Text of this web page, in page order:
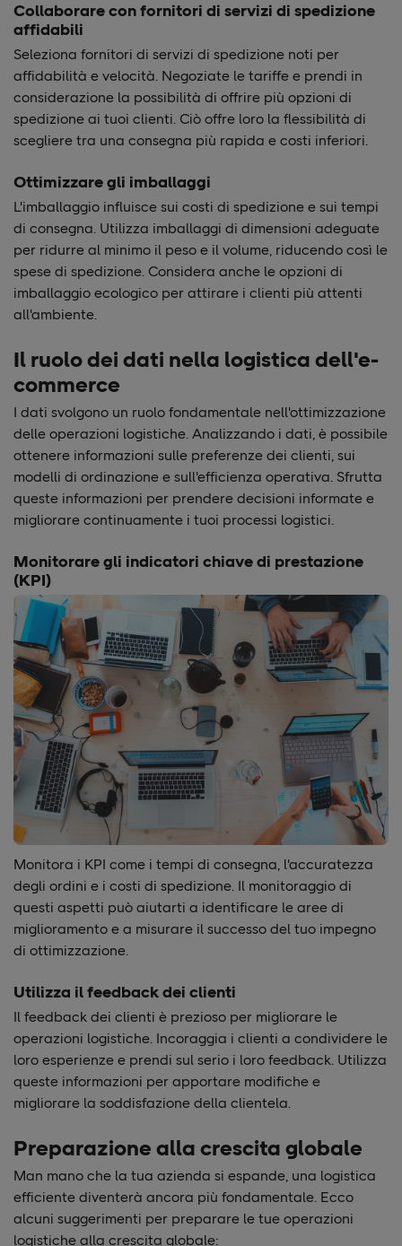
Collaborare con fornitori di servizi di spedizione
affidabili
Seleziona fornitori di servizi di spedizione noti per
affidabilità e velocità. Negoziate le tariffe e prendi in
considerazione la possibilità di offrire più opzioni di
spedizione ai tuoi clienti. Ciò offre loro la flessibilità di
scegliere tra una consegna più rapida e costi inferiori.
Ottimizzare gli imballaggi
L'imballaggio influisce sui costi di spedizione e sui tempi
di consegna. Utilizza imballaggi di dimensioni adeguate
per ridurre al minimo il peso e il volume, riducendo così le
spese di spedizione. Considera anche le opzioni di
imballaggio ecologico per attirare i clienti più attenti
all'ambiente.
Il ruolo dei dati nella logistica dell'e-
commerce
I dati svolgono un ruolo fondamentale nell'ottimizzazione
delle operazioni logistiche. Analizzando i dati, è possibile
ottenere informazioni sulle preferenze dei clienti, sui
modelli di ordinazione e sull'efficienza operativa. Sfrutta
queste informazioni per prendere decisioni informate e
migliorare continuamente i tuoi processi logistici.
Monitorare gli indicatori chiave di prestazione
(KPI)
Monitora i KPI come i tempi di consegna, l'accuratezza
degli ordini e i costi di spedizione. Il monitoraggio di
questi aspetti può aiutarti a identificare le aree di
miglioramento e a misurare il successo del tuo impegno
di ottimizzazione.
Utilizza il feedback dei clienti
Il feedback dei clienti è prezioso per migliorare le
operazioni logistiche. Incoraggia i clienti a condividere le
loro esperienze e prendi sul serio i loro feedback. Utilizza
queste informazioni per apportare modifiche e
migliorare la soddisfazione della clientela.
Preparazione alla crescita globale
Man mano che la tua azienda si espande, una logistica
efficiente diventerà ancora più fondamentale. Ecco
alcuni suggerimenti per preparare le tue operazioni
logistiche alla crescita globale: